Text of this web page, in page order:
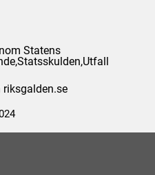
Statens
riksgalden.se